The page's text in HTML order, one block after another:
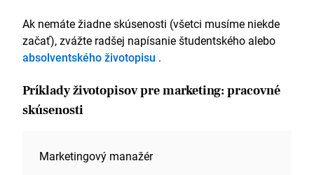
Ak nemáte žiadne skúsenosti (všetci musíme niekde
začať), zvážte radšej napísanie študentského alebo
absolventského životopisu .
Príklady životopisov pre marketing: pracovné
skúsenosti
Marketingový manažér